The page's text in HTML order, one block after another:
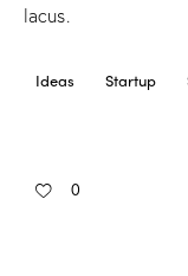
lacus.
Ideas Startup
0